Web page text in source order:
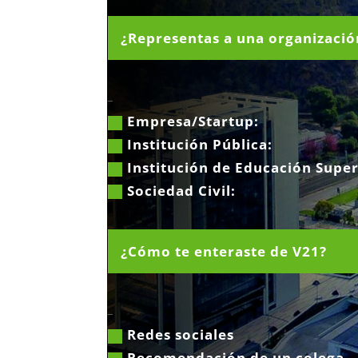
Empresa/Startup:
Institución Pública:
Institución de Educación
Sociedad Civil:
_
Redes sociales